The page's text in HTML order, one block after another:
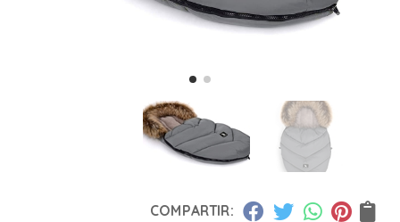
COMPARTIR: